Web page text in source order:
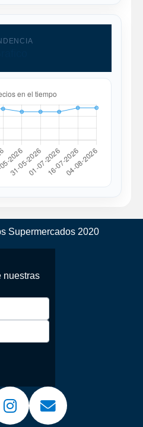
Supermercados 2020
nuestras